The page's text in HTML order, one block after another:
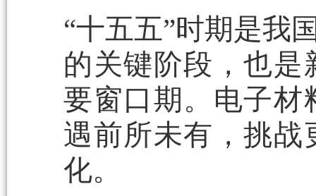
“十五五”时期是我
的关键阶段，也
要窗口期。电子材
遇前所未有，挑战
化。